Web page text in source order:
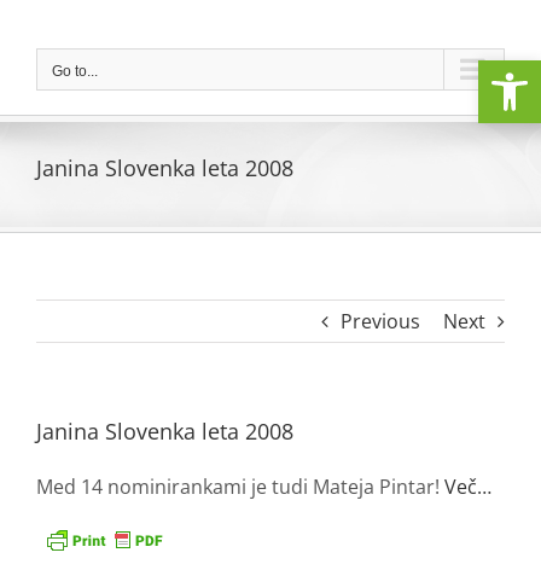
contentGo to...
Janina Slovenka leta 2008
Previous Next
Janina Slovenka leta 2008
Med 14 nominirankami je tudi Mateja Pintar! Več…